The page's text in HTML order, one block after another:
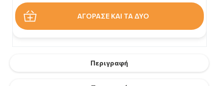
Περιγραφή
ΑΓΟΡΑΣΕ ΚΑΙ ΤΑ ΔΥΟ